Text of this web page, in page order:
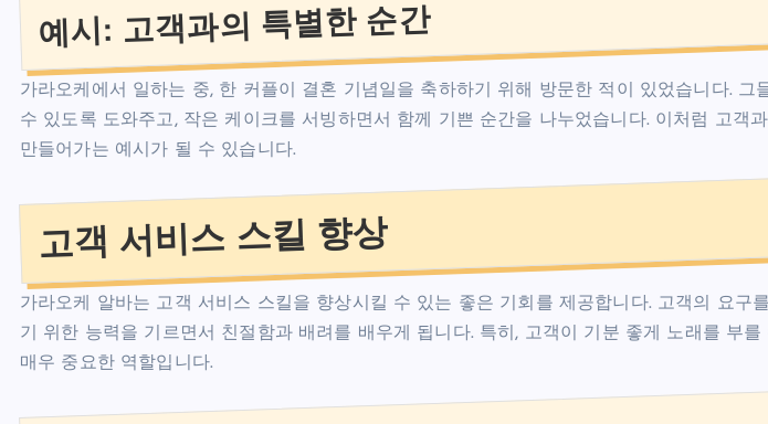
예시: 고객과의 특별한 순간
가라오케에서 일하는 중, 한 커플이 결혼 기념일을 축하하기 위해 방문한 적이 있었습니다. 그
수 있도록 도와주고, 작은 케이크를 서빙하면서 함께 기쁜 순간을 나누었습니다. 이처럼 고객
만들어가는 예시가 될 수 있습니다.
고객 서비스 스킬 향상
가라오케 알바는 고객 서비스 스킬을 향상시킬 수 있는 좋은 기회를 제공합니다. 고객의 요구
기 위한 능력을 기르면서 친절함과 배려를 배우게 됩니다. 특히, 고객이 기분 좋게 노래를 부
매우 중요한 역할입니다.